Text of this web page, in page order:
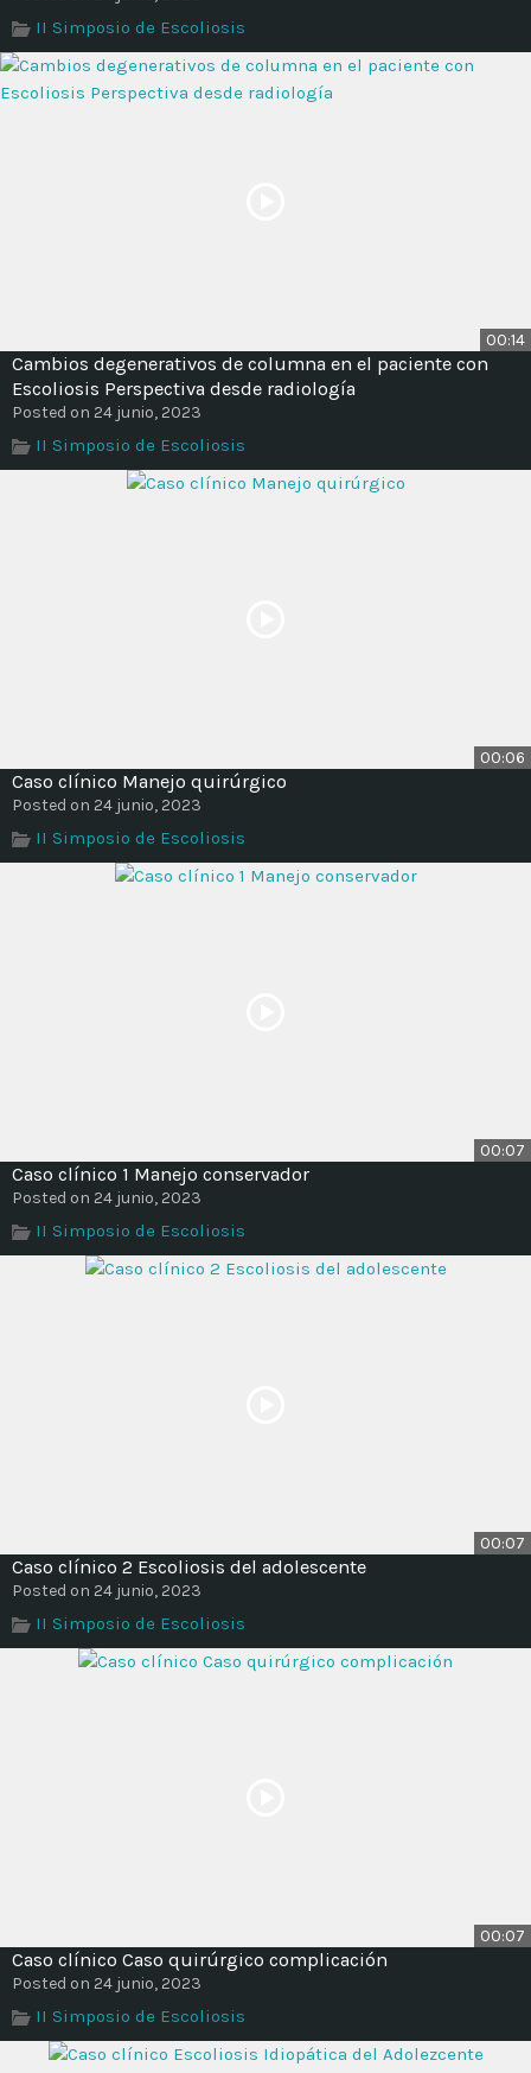
Time
II Simposio de Escoliosis
00:14
Cambios degenerativos de columna en el paciente con
Escoliosis Perspectiva desde radiología
Posted on 24 junio, 2023
II Simposio de Escoliosis
00:06
Caso clínico Manejo quirúrgico
Posted on 24 junio, 2023
II Simposio de Escoliosis
00:07
Caso clínico 1 Manejo conservador
Posted on 24 junio, 2023
II Simposio de Escoliosis
00:07
Caso clínico 2 Escoliosis del adolescente
Posted on 24 junio, 2023
II Simposio de Escoliosis
00:07
Caso clínico Caso quirúrgico complicación
Posted on 24 junio, 2023
II Simposio de Escoliosis